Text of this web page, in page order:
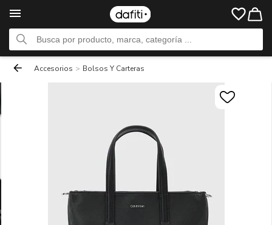
Accesorios > Bolsos Y Carteras